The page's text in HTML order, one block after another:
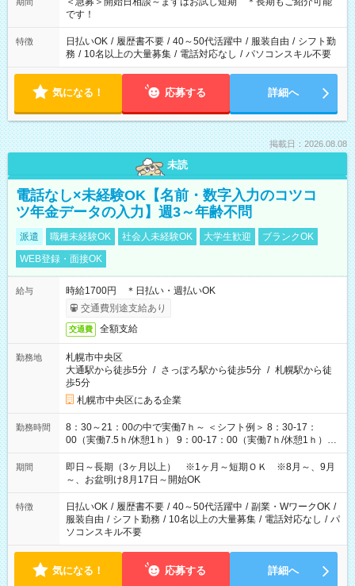
です！
特徴 日払いOK / 履歴書不要 / 40～50代活躍中 / 服装自由 / シフト勤
務 / 10名以上の大量募集 / 電話対応なし / パソコンスキル不要
気になる！ 応募する 詳細へ
掲載日：2026.08.08
未読
電話なし×未経験OK【名前・数字入力のコツコ
ツ年金データの入力】週3～年齢不問
派遣 職種未経験OK 社会人未経験OK 大学生歓迎
ブランクOK
WEB登録・面接OK
給与
時給1700円 ＊日払い・週払いOK
交通費別途支給あり
交通費 全額支給
勤務地
札幌市中央区
大通駅から徒歩5分 / さっぽろ駅から徒歩5分 / 札幌駅から徒
歩5分
札幌市中央区にある企業
勤務時間
8：30～21：00の中で実働7ｈ～ ＜シフト例＞ 8：30-17：
00（実働7.5ｈ/休憩1ｈ） 9：00-17：00（実働7ｈ/休憩1ｈ）
9：00-18：00（実働8ｈ/休憩1ｈ） 10：00-18：00（実働7ｈ/
休憩1ｈ） 10：00-19：00（実働8ｈ/休憩1ｈ） 11：00-20：
00（実働8ｈ/休憩1ｈ） 13：00-21：00（実働7ｈ/休憩1ｈ） ＊
他にもパターンあり♪ ＊時間固定ＯＫ
期間
即日～長期（3ヶ月以上） ※1ヶ月～短期ＯＫ ※8月～、9月
～、お盆明け8月17日～開始OK
特徴 日払いOK / 履歴書不要 / 40～50代活躍中 / 副業・WワークOK /
服装自由 / シフト勤務 / 10名以上の大量募集 / 電話対応なし / パ
ソコンスキル不要
気になる！ 応募する 詳細へ